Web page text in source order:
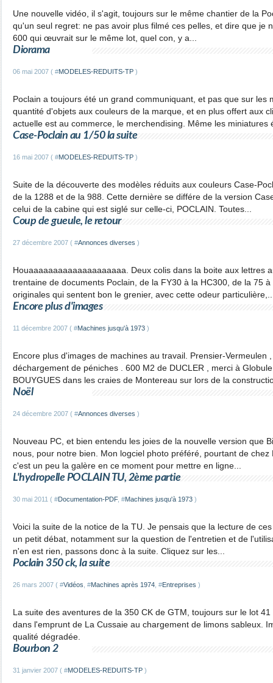
Une nouvelle vidéo, il s'agit, toujours sur le même chantier de la
qu'un seul regret: ne pas avoir plus filmé ces pelles, et dire que je
600 qui œuvrait sur le même lot, quel con, y a...
Diorama
06 mai 2007 ( #MODELES-REDUITS-TP )
Poclain a toujours été un grand communiquant, et pas que sur les
quantité d'objets aux couleurs de la marque, et en plus offert aux
actuelle est au commerce, le merchendising. Même les miniatures
Case-Poclain au 1/50 la suite
16 mai 2007 ( #MODELES-REDUITS-TP )
Suite de la découverte des modèles réduits aux couleurs Case-
de la 1288 et de la 988. Cette dernière se différe de la version
celui de la cabine qui est siglé sur celle-ci, POCLAIN. Toutes...
Coup de gueule, le retour
27 décembre 2007 ( #Annonces diverses )
Houaaaaaaaaaaaaaaaaaaaa. Deux colis dans la boite aux lettres
trentaine de documents Poclain, de la FY30 à la HC300, de la 75
originales qui sentent bon le grenier, avec cette odeur
Encore plus d'images
11 décembre 2007 ( #Machines jusqu'à 1973 )
Encore plus d'images de machines au travail. Prensier-Vermeulen
déchargement de péniches . 600 M2 de DUCLER , merci à
BOUYGUES dans les craies de Montereau sur lors de la
Noël
24 décembre 2007 ( #Annonces diverses )
Nouveau PC, et bien entendu les joies de la nouvelle version que
nous, pour notre bien. Mon logciel photo préféré, pourtant de chez
c'est un peu la galère en ce moment pour mettre en ligne...
L'hydropelle POCLAIN TU, 2ème partie
30 mai 2011 ( #Documentation-PDF, #Machines jusqu'à 1973 )
Voici la suite de la notice de la TU. Je pensais que la lecture de
un petit débat, notamment sur la question de l'entretien et de
n'en est rien, passons donc à la suite. Cliquez sur les...
Poclain 350 ck, la suite
26 mars 2007 ( #Vidéos , #Machines après 1974 , #Entreprises )
La suite des aventures de la 350 CK de GTM, toujours sur le lot
dans l'emprunt de La Cussaie au chargement de limons sableux.
qualité dégradée.
Bourbon 2
31 janvier 2007 ( #MODELES-REDUITS-TP )